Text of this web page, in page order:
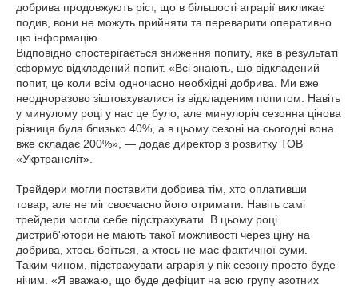
добрива продовжують ріст, що в більшості аграрії викликає
подив, вони не можуть прийняти та переварити оперативно
цю інформацію.
Відповідно спостерігається зниження попиту, яке в результаті
сформує відкладений попит. «Всі знають, що відкладений
попит, це коли всім одночасно необхідні добрива. Ми вже
неодноразово зіштовхувалися із відкладеним попитом. Навіть
у минулому році у нас це було, але минулоріч сезонна цінова
різниця була близько 40%, а в цьому сезоні на сьогодні вона
вже складає 200%», — додає директор з розвитку ТОВ
«Укртрансліт».
Трейдери могли поставити добрива тім, хто оплативши
товар, але не міг своєчасно його отримати. Навіть самі
трейдери могли себе підстрахувати. В цьому році
дистриб'ютори не мають такої можливості через ціну на
добрива, хтось боїться, а хтось не має фактичної суми.
Таким чином, підстрахувати аграрія у пік сезону просто буде
нічим. «Я вважаю, що буде дефіцит на всю групу азотних